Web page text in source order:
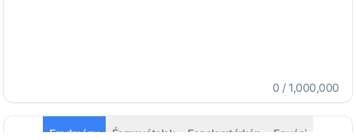
0 / 1,000,000
Eredmény Észrevételek Fogalomtérkép Egyéni